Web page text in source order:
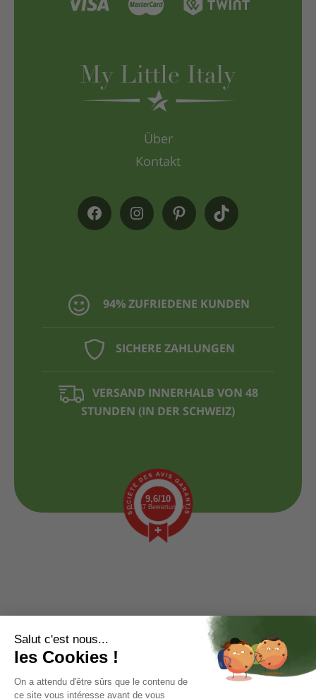
94% ZUFRIEDENE KUNDEN
SICHERE ZAHLUNGEN
VERSAND INNERHALB VON 48
STUNDEN (IN DER SCHWEIZ)
Über
Kontakt
9,6/10
1.437 Bewertungen